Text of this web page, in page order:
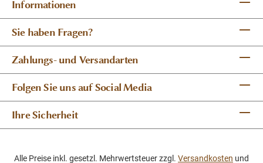
Informationen
Sie haben Fragen?
Zahlungs- und Versandarten
Folgen Sie uns auf Social Media
Ihre Sicherheit
Alle Preise inkl. gesetzl. Mehrwertsteuer zzgl. Versandkosten und